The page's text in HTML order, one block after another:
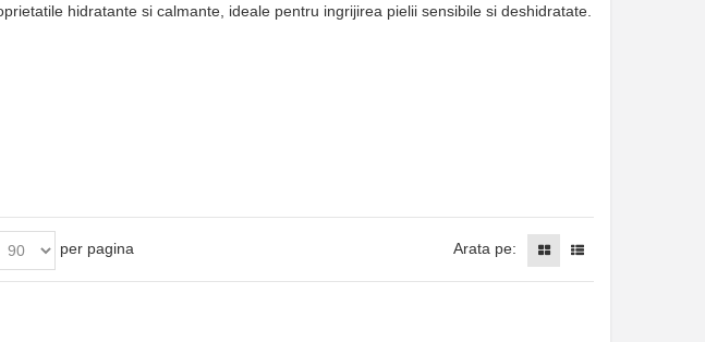
hidratante si calmante, ideale pentru ingrijirea pielii sensibile si deshidratate.
per pagina Arata pe: